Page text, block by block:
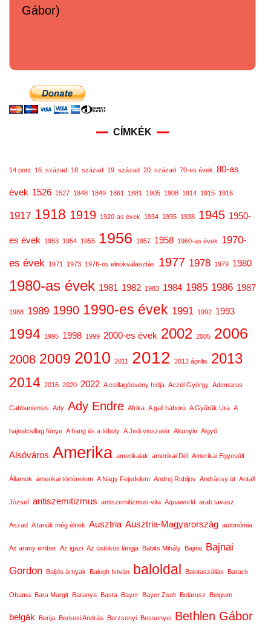
Gábor)
CÍMKÉK
14 pont 16. század 18. század 19. század 20. század 70-es évek 80-as
évek 1526 1527 1848 1849 1861 1881 1905 1908 1914 1915 1916
1917 1918 1919 1920-as évek 1934 1935 1938 1945 1950-
es évek 1953 1954 1955 1956 1957 1958 1960-as évek
1970-
es évek
1971 1973 1976-os elnökválasztás 1977 1978 1979 1980
1980-as évek 1981 1982 1983 1984 1985 1986 1987
1988 1989 1990 1990-es évek 1991 1992 1993
1994 1995 1998 1999 2000-es évek 2002 2005 2006
2008 2009 2010 2011 2012 2012 április 2013
2014 2016 2020 2022 A csillagösvény hídja Aczél György Ademarus
Cabbaniensis Ady Ady Endre Afrika A gall háború A Gyűrűk Ura A
hajnalcsillag fénye A hang és a téboly A Jedi visszatér Akunyin Algyő
Alsóváros Amerika amerikaiak amerikai Dél Amerikai Egyesült
Államok amerikai történelem A Nagy Fejedelem Andrej Rubljov Andrássy út Antall
József antiszemitizmus antiszemitizmus-vita Aquaworld arab tavasz
Aszad A tanúk még élnek Ausztria Ausztria-Magyarország autonómia
Az arany ember Az igazi Az üstökös lángja Babits Mihály Bajnai Bajnai
Gordon Baljós árnyak Balogh István baloldal Balotaszállás Barack
Obama Bara Margit Baranya Basta Bayer Bayer Zsolt Belarusz Belgium
belgák Berija Berkesi András Berzsenyi Bessenyei Bethlen Gábor